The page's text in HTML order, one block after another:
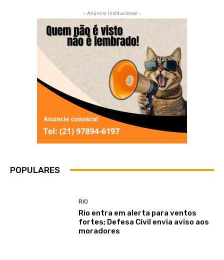
- Anúncio Institucional -
POPULARES
RIO
Rio entra em alerta para ventos
fortes; Defesa Civil envia aviso aos
moradores